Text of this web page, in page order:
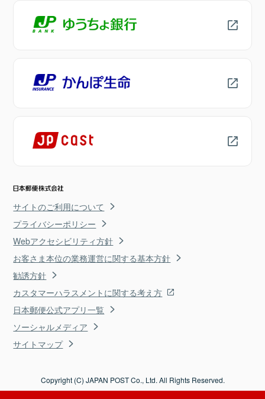
サイトのご利用について
プライバシーポリシー
Webアクセシビリティ方針
お客さま本位の業務運営に関する基本方針
勧誘方針
カスタマーハラスメントに関する考え方
日本郵便公式アプリ一覧
ソーシャルメディア
サイトマップ
Copyright (C) JAPAN POST Co., Ltd. All Rights Reserved.